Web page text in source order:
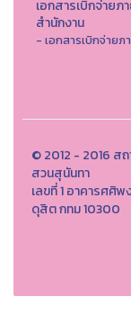
เอกสารเบิกจ่ายภ
สำนักงาน
- เอกสารเบิกจ่ายภ
© 2012 - 2016 ส
สวนสุนันทา
เลขที่ 1 อาคารศศิ
ดุสิต กทม 10300